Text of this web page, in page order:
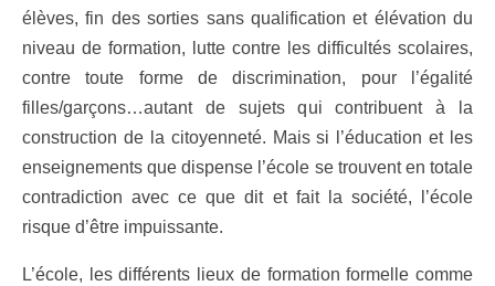
élèves, fin des sorties sans qualification et élévation du
niveau de formation, lutte contre les difficultés scolaires,
contre toute forme de discrimination, pour l’égalité
filles/garçons…autant de sujets qui contribuent à la
construction de la citoyenneté. Mais si l’éducation et les
enseignements que dispense l’école se trouvent en totale
contradiction avec ce que dit et fait la société, l’école
risque d’être impuissante.
L’école, les différents lieux de formation formelle comme